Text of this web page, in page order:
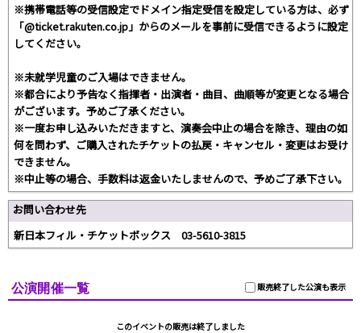
※携帯電話等の受信設定でドメイン指定受信を設定している方は、必ず
「@ticket.rakuten.co.jp」からのメールを事前に受信できるように設定
してください。
※未就学児童のご入場はできません。
※都合により予告なく指揮者・出演者・曲目、曲順等が変更となる場合
がございます。予めご了承ください。
※一度お申し込みいただきますと、演奏会中止の場合を除き、理由の如
何を問わず、ご購入されたチケットの払戻・キャンセル・変更はお受け
できません。
※中止等の場合、手数料は返金いたしませんので、予めご了承下さい。
お問い合わせ先
新日本フィル・チケットボックス 03-5610-3815
販売終了した公演も表示
公演開催一覧
このイベントの販売は終了しました